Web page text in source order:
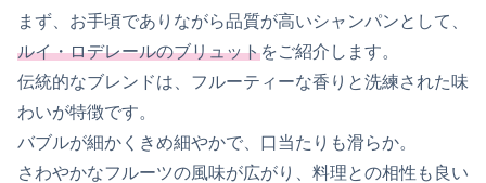
まず、お手頃でありながら品質が高いシャンパンとして、
ルイ・ロデレールのブリュットをご紹介します。
伝統的なブレンドは、フルーティーな香りと洗練された味
わいが特徴です。
バブルが細かくきめ細やかで、口当たりも滑らか。
さわやかなフルーツの風味が広がり、料理との相性も良い